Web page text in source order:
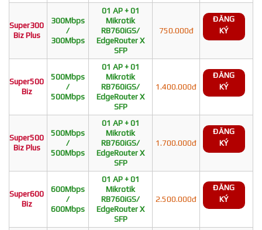
Super300
Biz Plus
300Mbps
/
300Mbps
01 AP + 01
Mikrotik
RB760iGS/
EdgeRouter X
SFP
750.000đ
ĐĂNG
KÝ
Super500
Biz
500Mbps
/
500Mbps
01 AP + 01
Mikrotik
RB760iGS/
EdgeRouter X
SFP
1.400.000đ
ĐĂNG
KÝ
Super500
Biz Plus
500Mbps
/
500Mbps
01 AP + 01
Mikrotik
RB760iGS/
EdgeRouter X
SFP
1.700.000đ
ĐĂNG
KÝ
Super600
Biz
600Mbps
/
600Mbps
01 AP + 01
Mikrotik
RB760iGS/
EdgeRouter X
SFP
2.500.000đ
ĐĂNG
KÝ